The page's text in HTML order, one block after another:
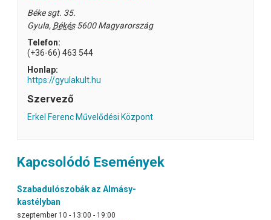
Béke sgt. 35.
Gyula, Békés 5600 Magyarország
Telefon:
(+36-66) 463 544
Honlap:
https://gyulakult.hu
Szervező
Erkel Ferenc Művelődési Központ
Kapcsolódó Események
Szabadulószobák az Almásy-
kastélyban
szeptember 10 - 13:00 - 19:00